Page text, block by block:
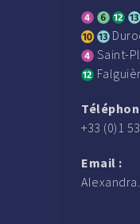
Saint-
+33 (0)1
Email :